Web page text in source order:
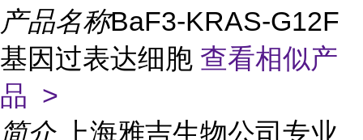
产品名称BaF3-KRAS-G12F
基因过表达细胞 查看相似产
品 >
简介
上海雅吉生物公司专业